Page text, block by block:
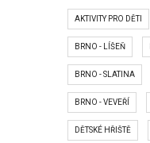
AKTIVITY PRO DĚTI
BRNO - LÍŠEŇ
BRNO - SLATINA
BRNO - VEVEŘÍ
DĚTSKÉ HŘIŠTĚ